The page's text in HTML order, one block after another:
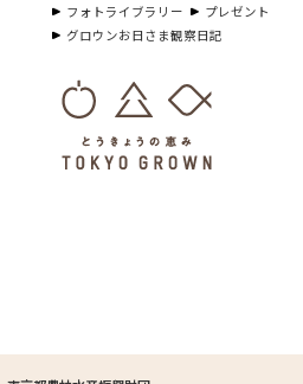
フォトライブラリー
プレゼント
グロウンお日さま観察日記